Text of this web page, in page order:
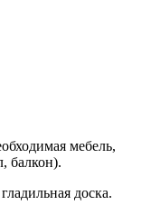
мебель,
балкон).
доска.